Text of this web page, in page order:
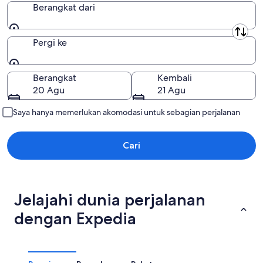
Berangkat dari
Berangkat dari
Pergi ke
Pergi ke
Berangkat
20 Agu
Kembali
21 Agu
Saya hanya memerlukan akomodasi untuk sebagian perjalanan
Cari
Jelajahi dunia perjalanan
dengan Expedia